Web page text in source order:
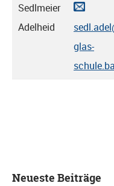
Sedlmeier
Adelheid
glas-
Neueste Beiträge